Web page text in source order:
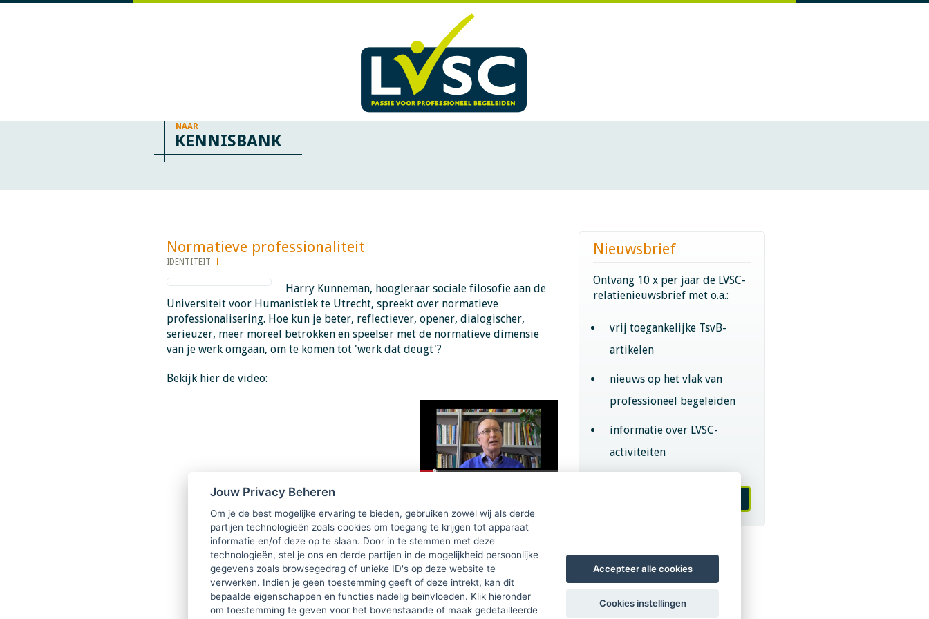
NAAR
KENNISBANK
Normatieve professionaliteit ​​​​​​
IDENTITEIT
Harry Kunneman, hoogleraar sociale filosofie aan de
Universiteit voor Humanistiek te Utrecht, spreekt over normatieve
professionalisering. Hoe kun je beter, reflectiever, opener, dialogischer,
serieuzer, meer moreel betrokken en speelser met de normatieve dimensie
van je werk omgaan, om te komen tot 'werk dat deugt'?
Bekijk hier de video:
Nieuwsbrief
Ontvang 10 x per jaar de LVSC-
relatienieuwsbrief met o.a.:
vrij toegankelijke TsvB-
artikelen
nieuws op het vlak van
professioneel begeleiden
informatie over LVSC-
activiteiten
Jouw Privacy Beheren
Om je de best mogelijke ervaring te bieden, gebruiken zowel wij als derde
partijen technologieën zoals cookies om toegang te krijgen tot apparaat
informatie en/of deze op te slaan. Door in te stemmen met deze
technologieën, stel je ons en derde partijen in de mogelijkheid persoonlijke
gegevens zoals browsegedrag of unieke ID's op deze website te
verwerken. Indien je geen toestemming geeft of deze intrekt, kan dit
bepaalde eigenschappen en functies nadelig beïnvloeden. Klik hieronder
om toestemming te geven voor het bovenstaande of maak gedetailleerde
Accepteer alle cookies
Cookies instellingen